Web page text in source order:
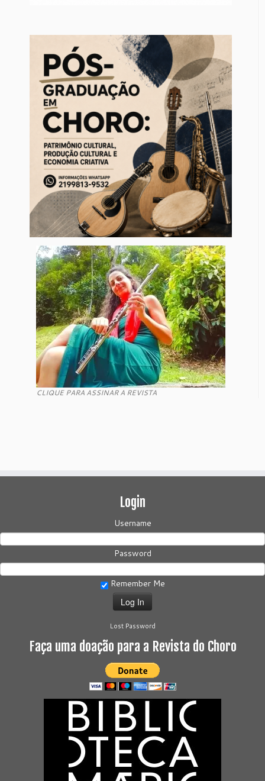
CLIQUE PARA ASSINAR A REVISTA
Login
Username
Password
Remember Me
Lost Password
Faça uma doação para a Revista do Choro